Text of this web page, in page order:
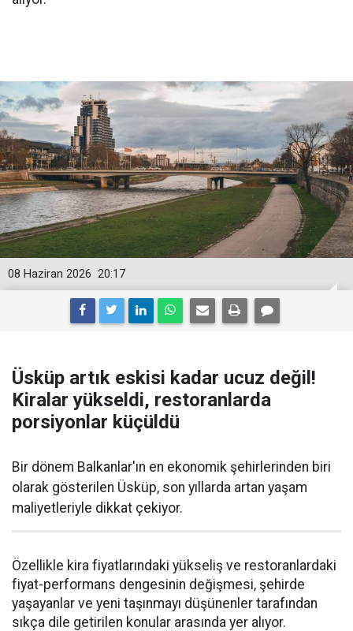
20:17
08 Haziran 2026
Üsküp artık eskisi kadar ucuz değil!
Kiralar yükseldi, restoranlarda
porsiyonlar küçüldü
Bir dönem Balkanlar'ın en ekonomik şehirlerinden biri
olarak gösterilen Üsküp, son yıllarda artan yaşam
maliyetleriyle dikkat çekiyor.
Özellikle kira fiyatlarındaki yükseliş ve restoranlardaki
fiyat-performans dengesinin değişmesi, şehirde
yaşayanlar ve yeni taşınmayı düşünenler tarafından
sıkça dile getirilen konular arasında yer alıyor.